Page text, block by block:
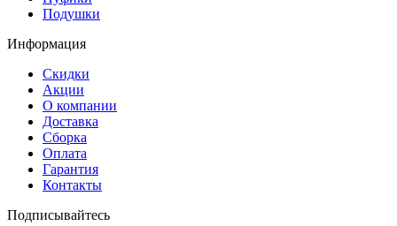
Подушки
Информация
Скидки
Акции
О компании
Доставка
Сборка
Оплата
Гарантия
Контакты
Подписывайтесь